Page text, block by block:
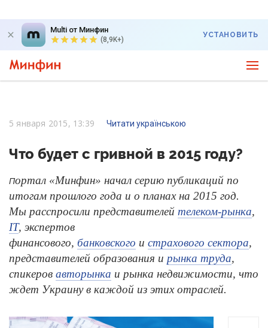
Multi от Минфин
(8,9K+)
УСТАНОВИТЬ
5 января 2015, 13:39 Читати українською
Что будет с гривной в 2015 году?
Портал «Минфин» начал серию публикаций по
итогам прошлого года и о планах на 2015 год.
Мы расспросили представителей телеком-рынка,
IT, экспертов
финансового, банковского и страхового сектора,
представителей образования и рынка труда,
спикеров авторынка и рынка недвижимости, что
ждет Украину в каждой из этих отраслей.